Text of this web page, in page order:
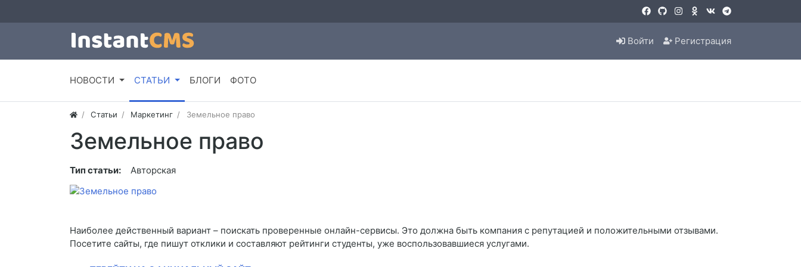
Войти Регистрация
НОВОСТИ СТАТЬИ БЛОГИ ФОТО
Статьи Маркетинг Земельное право
Земельное право
Тип статьи: Авторская
Наиболее действенный вариант – поискать проверенные онлайн-сервисы. Это должна быть компания с репутацией и положительными отзывами.
Посетите сайты, где пишут отклики и составляют рейтинги студенты, уже воспользовавшиеся услугами.